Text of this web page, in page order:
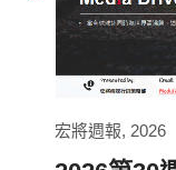
宏將週報, 2026